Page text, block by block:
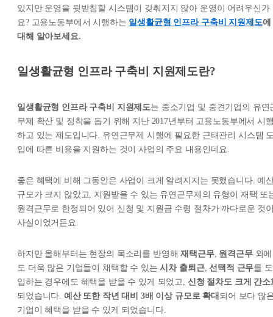
있지만 운영을 뒷받침할 시스템이 갖춰지지 않아 운영이 어려우신가
요? 고용노동부에서 시행하는 일생활균형 인프라 구축비 지원제도에
대해 알아보세요.
일생활균형 인프라 구축비 지원제도란?
일생활균형 인프라 구축비 지원제도는 중소기업 및 중견기업의 유연
무제 확산 및 정착을 돕기 위해 지난 2017년부터 고용노동부에서 시
하고 있는 제도입니다. 유연근무제 시행에 필요한 근태관리 시스템
입에 따른 비용을 지원하는 것이 사업의 주요 내용인데요.
좋은 혜택에 비해 그동안은 사업이 크게 알려지지는 못했습니다. 예
규모가 크지 않았고, 지원받을 수 있는 유연근무제의 유형이 재택 또
원격근무로 한정되어 있어 신청 및 지원금 수령 절차가 까다로운 것
사실이었거든요.
하지만 올해부터는 현장의 목소리를 반영해재택근무, 원격근무외에
도 더욱 많은 기업들이 채택할 수 있는시차 출퇴근,선택적 근무를 도
입하는 경우에도 혜택을 받을 수 있게 되었고, 신청 절차도 크게 간소
되었습니다. 예산 또한 작년 대비 3배 이상 규모로 확대 되어 보다 많
기업이 혜택을 받을 수 있게 되었습니다.